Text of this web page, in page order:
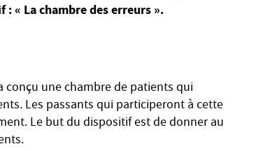
« La chambre des erreurs ».
conçu une chambre de patients qui
Les passants qui participeront à cette
Le but du dispositif est de donner au